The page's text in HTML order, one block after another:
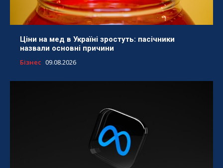
Ціни на мед в Україні зростуть: пасічники
назвали основні причини
Бізнес 09.08.2026